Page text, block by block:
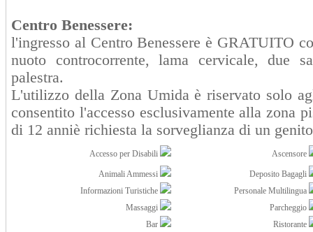
Centro Benessere:
l'ingresso al Centro Benessere è GRATUITO
nuoto controcorrente, lama cervicale, due
palestra.
L'utilizzo della Zona Umida è riservato solo
consentito l'accesso esclusivamente alla zona
di 12 anniè richiesta la sorveglianza di un
Accesso per Disabili Ascensore
Animali Ammessi
Deposito Bagagli
Informazioni Turistiche
Personale Multilingua
Massaggi
Parcheggio
Bar
Ristorante